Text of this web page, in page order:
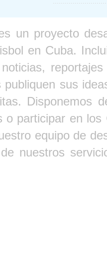
un proyecto
en Cuba.
sus
Disponemos
o participar en
equipo de
nuestros